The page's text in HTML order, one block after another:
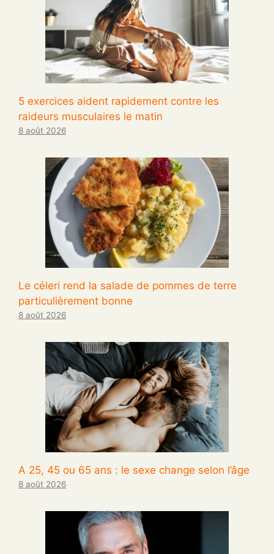
5 exercices aident rapidement contre les
raideurs musculaires le matin
8 août 2026
Le céleri rend la salade de pommes de terre
particulièrement bonne
8 août 2026
A 25, 45 ou 65 ans : le sexe change selon l’âge
8 août 2026